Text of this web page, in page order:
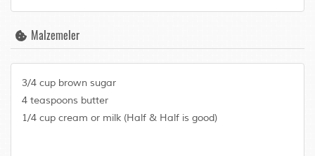
Malzemeler
3/4 cup brown sugar
4 teaspoons butter
1/4 cup cream or milk (Half & Half is good)